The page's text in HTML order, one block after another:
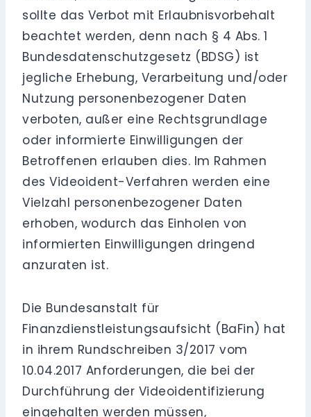
sollte das Verbot mit Erlaubnisvorbehalt
beachtet werden, denn nach § 4 Abs. 1
Bundesdatenschutzgesetz (BDSG) ist
jegliche Erhebung, Verarbeitung und/oder
Nutzung personenbezogener Daten
verboten, außer eine Rechtsgrundlage
oder informierte Einwilligungen der
Betroffenen erlauben dies. Im Rahmen
des Videoident-Verfahren werden eine
Vielzahl personenbezogener Daten
erhoben, wodurch das Einholen von
informierten Einwilligungen dringend
anzuraten ist.
Die Bundesanstalt für
Finanzdienstleistungsaufsicht (BaFin) hat
in ihrem Rundschreiben 3/2017 vom
10.04.2017 Anforderungen, die bei der
Durchführung der Videoidentifizierung
eingehalten werden müssen,